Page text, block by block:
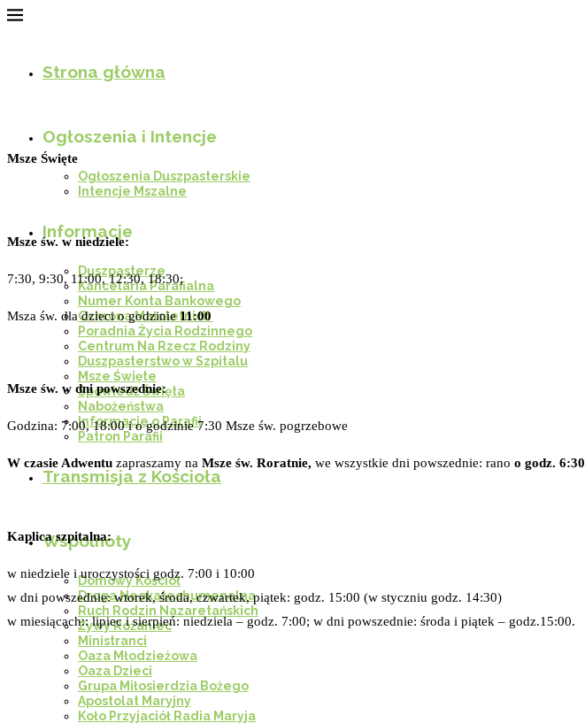
Strona główna
Ogłoszenia i Intencje
Ogłoszenia Duszpasterskie
Intencje Mszalne
Informacje
Duszpasterze
Kancelaria Parafialna
Numer Konta Bankowego
Ochrona Małoletnich
Poradnia Życia Rodzinnego
Centrum Na Rzecz Rodziny
Duszpasterstwo w Szpitalu
Msze Święte
Spowiedź Święta
Nabożeństwa
Informacje o Parafii
Patron Parafii
Transmisja z Kościoła
Wspólnoty
Domowy Kościół
Droga Neokatechumenalna
Ruch Rodzin Nazaretańskich
Żywy Różaniec
Ministranci
Oaza Młodzieżowa
Oaza Dzieci
Grupa Miłosierdzia Bożego
Apostolat Maryjny
Koło Przyjaciół Radia Maryja
Msze Święte
Msze św. w niedziele:
7:30, 9:30, 11:00, 12:30, 18:30;
Msza św. dla dzieci o godzinie11:00
Msze św. w dni powszednie:
Godzina: 7:00, 18:00 i o godzinie 7:30 Msze św. pogrzebowe
W czasie Adwentu zapraszamy na Msze św. Roratnie, we wszystkie dni powszednie: rano o godz. 6:30
Kaplica szpitalna:
w niedziele i uroczystości godz. 7:00 i 10:00
w dni powszednie: wtorek, środa, czwartek, piątek: godz. 15:00 (w styczniu godz. 14:30)
w miesiącach:: lipiec i sierpień: niedziela – godz. 7:00; w dni powszednie: środa i piątek – godz.15:00.